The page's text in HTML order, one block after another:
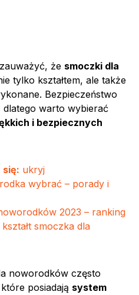
że smoczki dla
tylko kształtem, ale także
Bezpieczeństwo
warto wybierać
i bezpiecznych
się: ukryj
wybrać – porady i
2023 – ranking
smoczka dla
noworodków często
posiadają system